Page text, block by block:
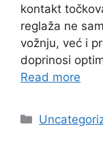
kontakt
reglaža ne
vožnju, već i
doprinosi
Read more
Categories